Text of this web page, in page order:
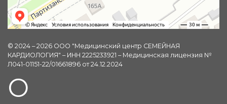
© 2024 – 2026 ООО "Медицинский центр СЕМЕЙНАЯ
КАРДИОЛОГИЯ" – ИНН 2225233921 – Медицинская лицензия №
Л041-01151-22/01661896 от 24.12.2024
О